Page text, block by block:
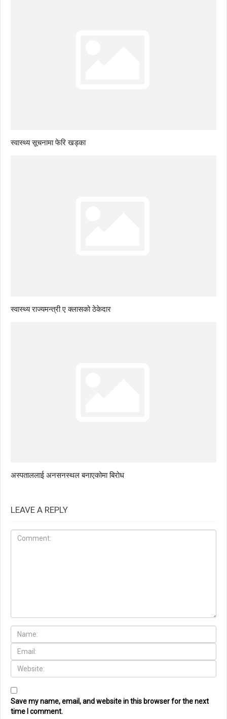
स्वास्थ्य सूचनामा फेरि खड्का
स्वास्थ्य राज्यमन्त्री ए क्लासको ठेकेदार
अस्पताललाई अनसनस्थल बनाएकोमा बिरोध
LEAVE A REPLY
Save my name, email, and website in this browser for the next
time I comment.